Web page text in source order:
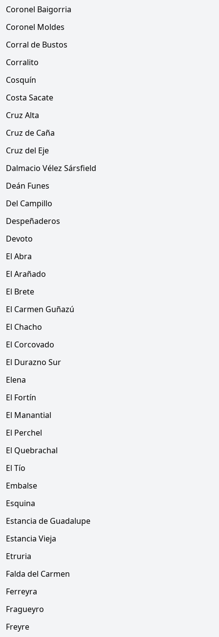
Coronel Baigorria
Coronel Moldes
Corral de Bustos
Corralito
Cosquín
Costa Sacate
Cruz Alta
Cruz de Caña
Cruz del Eje
Dalmacio Vélez Sársfield
Deán Funes
Del Campillo
Despeñaderos
Devoto
El Abra
El Arañado
El Brete
El Carmen Guñazú
El Chacho
El Corcovado
El Durazno Sur
Elena
El Fortín
El Manantial
El Perchel
El Quebrachal
El Tío
Embalse
Esquina
Estancia de Guadalupe
Estancia Vieja
Etruria
Falda del Carmen
Ferreyra
Fragueyro
Freyre